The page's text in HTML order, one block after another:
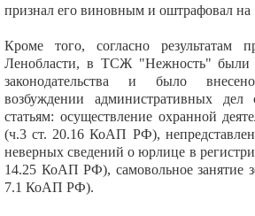
признал его виновным и оштрафовал на
Кроме того, согласно результатам
Ленобласти, в ТСЖ "Нежность" были
законодательства и было
возбуждении административных дел
статьям: осуществление охранной
(ч.3 ст. 20.16 КоАП РФ),
неверных сведений о юрлице в
14.25 КоАП РФ), самовольное занятие
7.1 КоАП РФ).